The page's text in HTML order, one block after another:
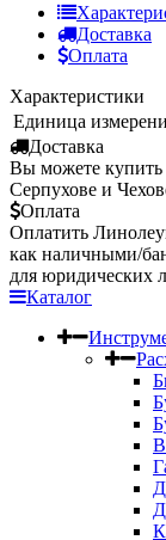
Доставка
Оплата
Характеристики
Единица
Доставка
Вы можете купить
Серпухове и
Оплата
Оплатить
как наличными/
для юридических
Каталог